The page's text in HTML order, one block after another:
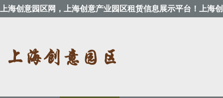
上海创意园区网，上海创意产业园区租赁信息展示平台！上